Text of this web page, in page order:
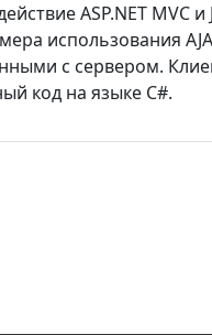
ASP.NET MVC
использования
с сервером.
код на языке C#.